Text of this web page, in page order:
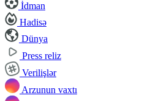
İdman
Hadisə
Dünya
Press reliz
Verilişlər
Arzunun vaxtı